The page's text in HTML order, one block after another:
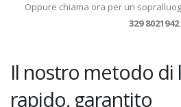
Oppure chiama ora per un
329 8021942
Il nostro metodo di
rapido, garantito